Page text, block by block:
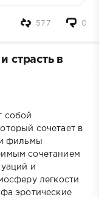
0
577
страсть в
собой
сочетает в
фильмы
сочетанием
и
легкости
эротические